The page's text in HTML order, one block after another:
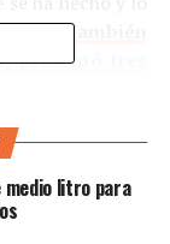
(También
presentó tres
se estaba
y muy
en contacto
medio litro para